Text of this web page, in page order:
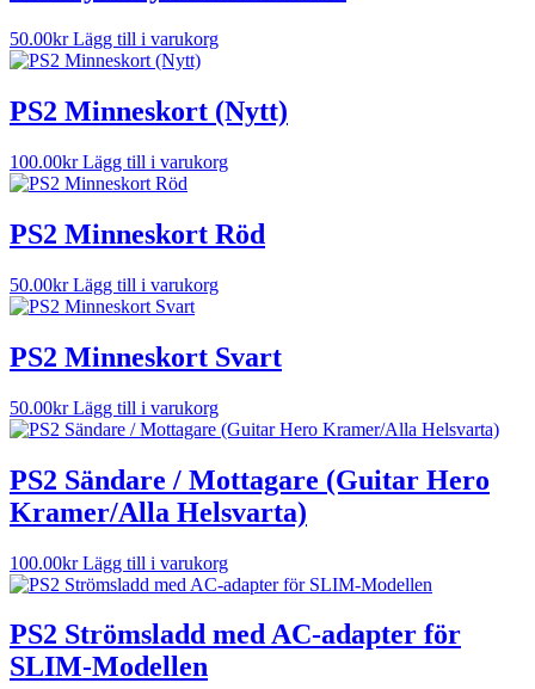
50.00kr Lägg till i varukorg
PS2 Minneskort (Nytt)
100.00kr Lägg till i varukorg
PS2 Minneskort Röd
50.00kr Lägg till i varukorg
PS2 Minneskort Svart
50.00kr Lägg till i varukorg
PS2 Sändare / Mottagare (Guitar Hero
Kramer/Alla Helsvarta)
100.00kr Lägg till i varukorg
PS2 Strömsladd med AC-adapter för
SLIM-Modellen